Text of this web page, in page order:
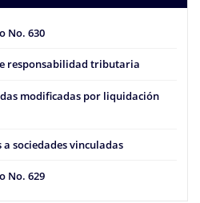
No. 630
responsabilidad tributaria
modificadas por liquidación
a sociedades vinculadas
No. 629